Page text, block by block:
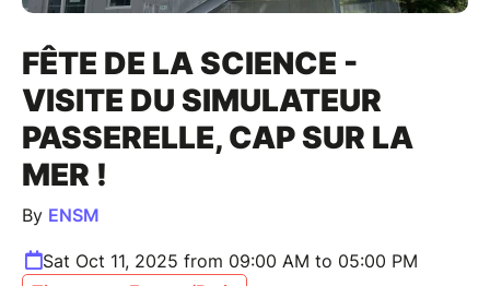
FÊTE DE LA SCIENCE -
VISITE DU SIMULATEUR
PASSERELLE, CAP SUR LA
MER !
By ENSM
Sat Oct 11, 2025 from 09:00 AM to 05:00 PM